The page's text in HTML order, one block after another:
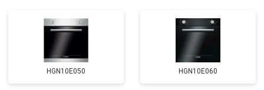
HGN10E050 HGN10E060